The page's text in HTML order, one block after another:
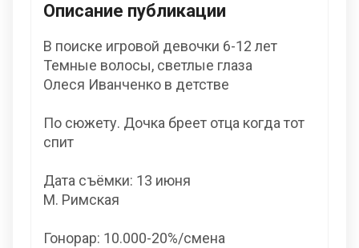
Описание публикации
В поиске игровой девочки 6-12 лет
Темные волосы, светлые глаза
Олеся Иванченко в детстве
По сюжету. Дочка бреет отца когда тот
спит
Дата съёмки: 13 июня
М. Римская
Гонорар: 10.000-20%/смена